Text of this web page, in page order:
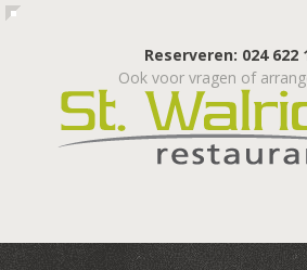
Reserveren: 024 622
Ook voor vragen of